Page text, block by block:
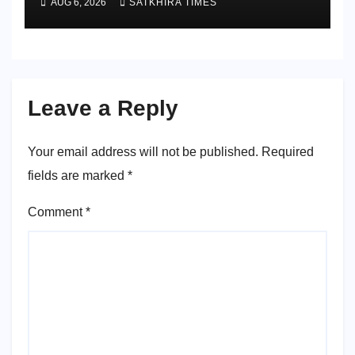
AUG 6, 2026 SATKHIRA TIMES
Leave a Reply
Your email address will not be published. Required
fields are marked *
Comment*